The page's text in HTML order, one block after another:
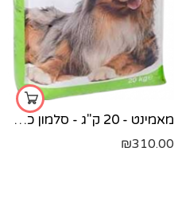
מאמינט - 20 ק"ג - סלמון כלב בוגרים
₪310.00